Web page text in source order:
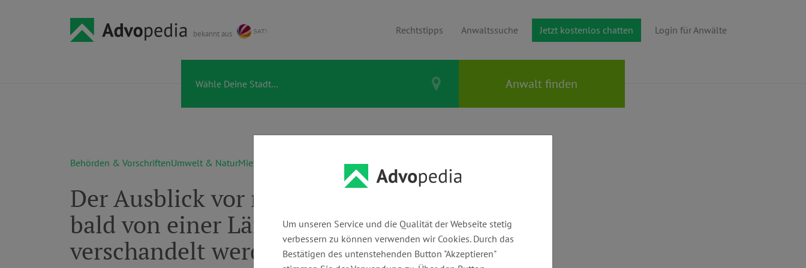
bekannt aus Rechtstipps Anwaltssuche Jetzt kostenlos chatten Login für Anwälte
Behörden & VorschriftenUmwelt & NaturMieter & Vermieter
Der Ausblick vor meinem Haus soll
bald von einer Lärmschutzwand
verschandelt werden – kann ich
Um unseren Service und die Qualität der Webseite stetig
verbessern zu können verwenden wir Cookies. Durch das
Bestätigen des untenstehenden Button "Akzeptieren"